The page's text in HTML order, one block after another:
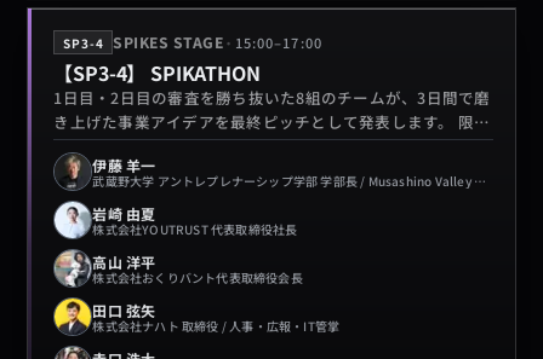
SP3-4 SPIKES STAGE· 15:00–17:00
【SP3-4】 SPIKATHON
1日目・2日目の審査を勝ち抜いた8組のチームが、3日間で磨
き上げた事業アイデアを最終ピッチとして発表します。 限ら
れた時間の中で、課題設定、検証内容、事業性、今後の展望
を伝え、自分たちのアイデアを審査員にぶつける、
SPIKATHONのクライマックスです。
伊藤 羊一
武蔵野大学 アントレプレナーシップ学部 学部長 / Musashino Valley 代表 /
岩崎 由夏
株式会社YOUTRUST 代表取締役社長
高山 洋平
株式会社おくりバント代表取締役会長
田口 弦矢
株式会社ナハト 取締役 / 人事・広報・IT管掌